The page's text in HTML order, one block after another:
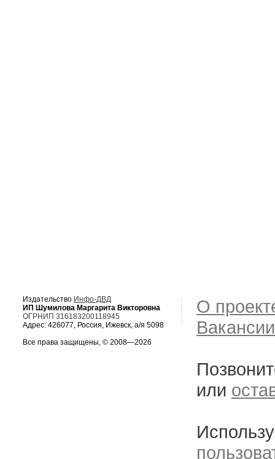
Издательство Инфо-ДВД
ИП Шумилова Маргарита Викторовна
ОГРНИП 316183200118945
Адрес: 426077, Россия, Ижевск, а/я 5098
Все права защищены, © 2008—2026
О
Вакансии
или